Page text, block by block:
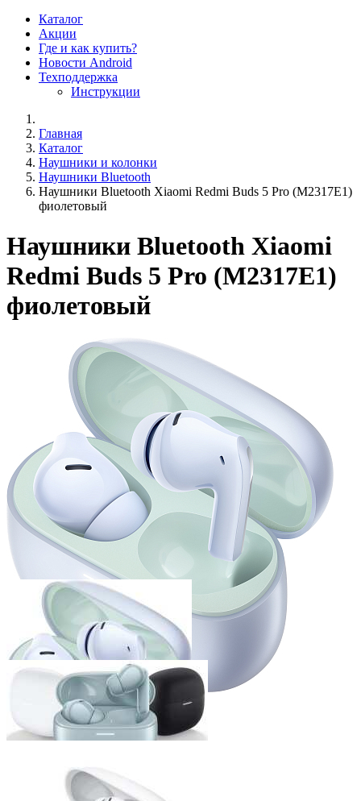
Каталог
Акции
Где и как купить?
Новости Android
Техподдержка
Инструкции
Главная
Каталог
Наушники и колонки
Наушники Bluetooth
Наушники Bluetooth Xiaomi Redmi Buds 5 Pro (M2317E1)
фиолетовый
Наушники Bluetooth Xiaomi
Redmi Buds 5 Pro (M2317E1)
фиолетовый